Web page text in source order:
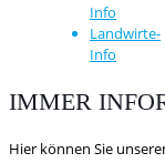
Info
Landwirte-
Info
IMMER
Hier können Sie